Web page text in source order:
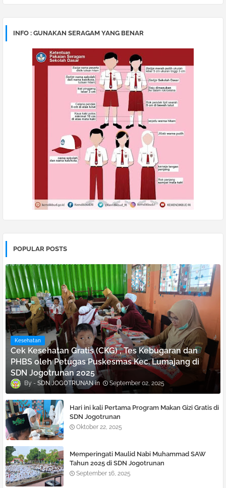
INFO : GUNAKAN SERAGAM YANG BENAR
POPULAR POSTS
Kesehatan
Cek Kesehatan Gratis (CKG) , Tes Kebugaran dan
PHBS oleh Petugas Puskesmas Kec. Lumajang di
SDN Jogotrunan 2025
SDN JOGOTRUNAN September 02, 2025
Hari ini kali Pertama Program Makan Gizi Gratis di
SDN Jogotrunan
Oktober 22, 2025
Memperingati Maulid Nabi Muhammad SAW
Tahun 2025 di SDN Jogotrunan
September 16, 2025